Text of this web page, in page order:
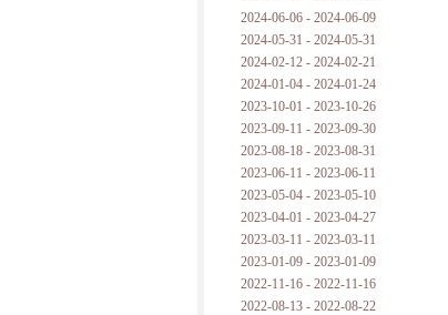
2024-06-06 - 2024-06-09
2024-05-31 - 2024-05-31
2024-02-12 - 2024-02-21
2024-01-04 - 2024-01-24
2023-10-01 - 2023-10-26
2023-09-11 - 2023-09-30
2023-08-18 - 2023-08-31
2023-06-11 - 2023-06-11
2023-05-04 - 2023-05-10
2023-04-01 - 2023-04-27
2023-03-11 - 2023-03-11
2023-01-09 - 2023-01-09
2022-11-16 - 2022-11-16
2022-08-13 - 2022-08-22